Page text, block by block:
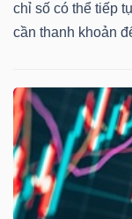
chỉ số có thể tiếp
cần thanh khoản